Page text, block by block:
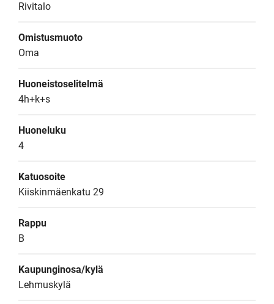
Rivitalo
Omistusmuoto
Oma
Huoneistoselitelmä
4h+k+s
Huoneluku
4
Katuosoite
Kiiskinmäenkatu 29
Rappu
B
Kaupunginosa/kylä
Lehmuskylä